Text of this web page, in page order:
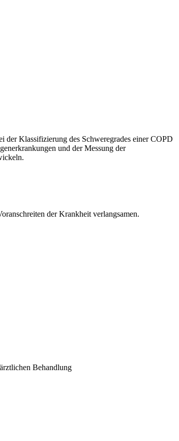
Klassifizierung des Schweregrades einer COPD
und der Messung der
der Krankheit verlangsamen.
Behandlung